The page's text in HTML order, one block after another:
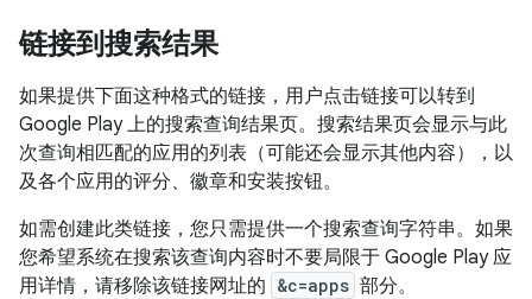
链接到搜索结果
如果提供下面这种格式的链接，用户点击链接可以转到
Google Play 上的搜索查询结果页。搜索结果页会显示与此
次查询相匹配的应用的列表（可能还会显示其他内容），以
及各个应用的评分、徽章和安装按钮。
如需创建此类链接，您只需提供一个搜索查询字符串。如果
您希望系统在搜索该查询内容时不要局限于 Google Play 应
用详情，请移除该链接网址的 &c=apps 部分。